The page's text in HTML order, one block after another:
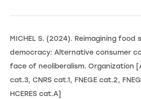
MICHEL S. (2024). Reimagining food
democracy: Alternative consumer
face of neoliberalism. Organization
cat.3, CNRS cat.1, FNEGE cat.2,
HCERES cat.A]